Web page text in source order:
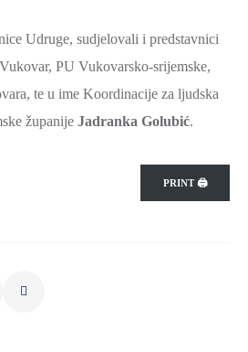
Udruge, sudjelovali i predstavnici
PU Vukovarsko-srijemske,
te u ime Koordinacije za ljudska
županije Jadranka Golubić.
PRINT 🖨